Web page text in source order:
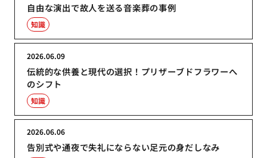
自由な演出で故人を送る音楽葬の事例
知識
伝統的な供養と現代の選択！プリザーブドフラワーへ
のシフト
2026.06.09
知識
告別式や通夜で失礼にならない足元の身だしなみ
2026.06.06